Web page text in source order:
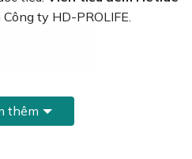
ty HD-PROLIFE.
thêm